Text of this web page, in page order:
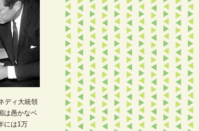
ディ大統領
は愚かなベ
には1万